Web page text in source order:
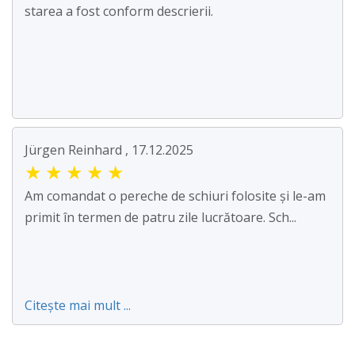
starea a fost conform descrierii.
Jürgen Reinhard , 17.12.2025
★ ★ ★ ★ ★
Am comandat o pereche de schiuri folosite și le-am
primit în termen de patru zile lucrătoare. Sch...
Citește mai mult ...